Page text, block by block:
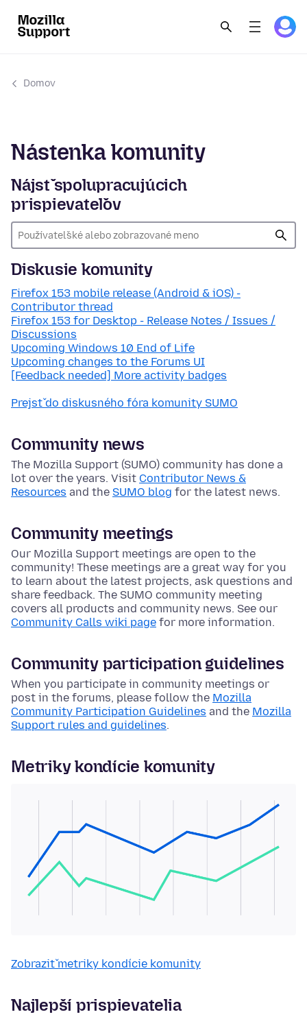
Domov
Nástenka komunity
Nájsť spolupracujúcich
prispievateľov
Diskusie komunity
Firefox 153 mobile release (Android & iOS) -
Contributor thread
Firefox 153 for Desktop - Release Notes / Issues /
Discussions
Upcoming Windows 10 End of Life
Upcoming changes to the Forums UI
[Feedback needed] More activity badges
Prejsť do diskusného fóra komunity SUMO
Community news
The Mozilla Support (SUMO) community has done a
lot over the years. Visit Contributor News &
Resources and the SUMO blog for the latest news.
Community meetings
Our Mozilla Support meetings are open to the
community! These meetings are a great way for you
to learn about the latest projects, ask questions and
share feedback. The SUMO community meeting
covers all products and community news. See our
Community Calls wiki page for more information.
Community participation guidelines
When you participate in community meetings or
post in the forums, please follow the Mozilla
Community Participation Guidelines and the Mozilla
Support rules and guidelines.
Metriky kondície komunity
Zobraziť metriky kondície komunity
Najlepší prispievatelia